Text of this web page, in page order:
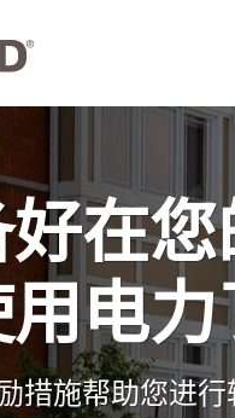
在
电
措施帮助您进行